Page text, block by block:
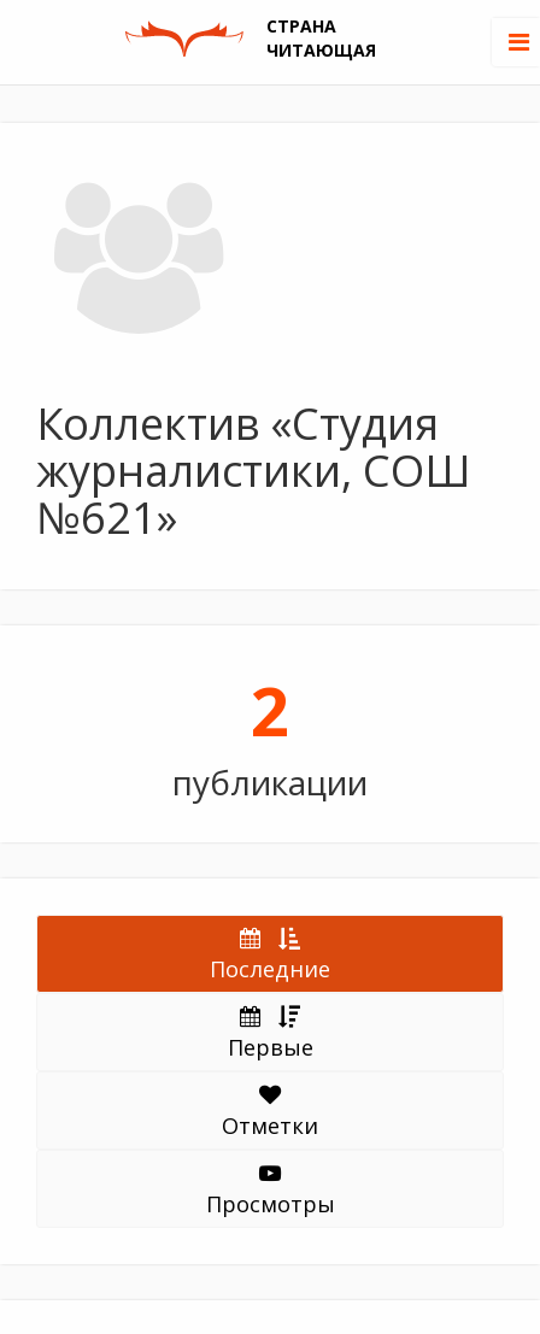
СТРАНА
ЧИТАЮЩАЯ
Коллектив «Студия
журналистики, СОШ
№621»
2
публикации
Последние
Первые
Отметки
Просмотры